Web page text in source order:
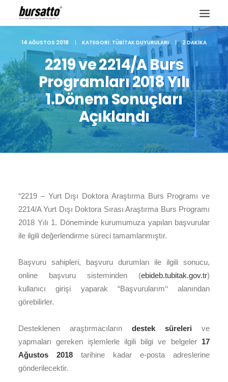
Site içi arama
14 AĞUSTOS 2018 | KATEGORI: TÜBITAK DUYURULARI | 2 DAKIKA
2219 ve 2214/A Burs
Programları 2018 Yılı
1.Dönem Sonuçları
Açıklandı
“2219 – Yurt Dışı Doktora Araştırma Burs Programı ve
2214/A Yurt Dışı Doktora Sırası Araştırma Burs Programı
2018 Yılı 1. Döneminde kurumumuza yapılan başvurular
ile ilgili değerlendirme süreci tamamlanmıştır.
Başvuru sahipleri, başvuru durumları ile ilgili sonucu,
online başvuru sisteminden (ebideb.tubitak.gov.tr)
kullanıcı girişi yaparak “Başvurularım‘‘ alanından
görebilirler.
Desteklenen araştırmacıların destek süreleri ve
yapmaları gereken işlemlerle ilgili bilgi ve belgeler 17
Ağustos 2018 tarihine kadar e-posta adreslerine
gönderilecektir.